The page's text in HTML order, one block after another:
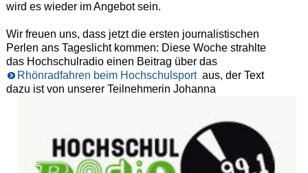
wird es wieder im Angebot sein.
Wir freuen uns, dass jetzt die ersten journalistischen
Perlen ans Tageslicht kommen: Diese Woche strahlte
das Hochschulradio einen Beitrag über das
Rhönradfahren beim Hochschulsportaus, der Text
dazu ist von unserer Teilnehmerin Johanna